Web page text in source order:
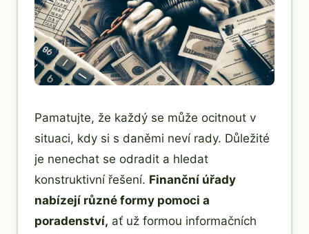
Pamatujte, že každý se může ocitnout v
situaci, kdy si s daněmi neví rady. Důležité
je nenechat se odradit a hledat
konstruktivní řešení. Finanční úřady
nabízejí různé formy pomoci a
poradenství, ať už formou informačních